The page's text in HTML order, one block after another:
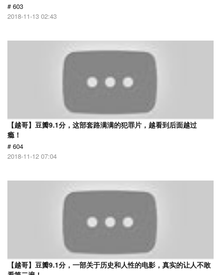
# 603
2018-11-13 02:43
【越哥】豆瓣9.1分，这部套路满满的犯罪片，越看到后面越过
瘾！
# 604
2018-11-12 07:04
【越哥】豆瓣9.1分，一部关于历史和人性的电影，真实的让人不敢